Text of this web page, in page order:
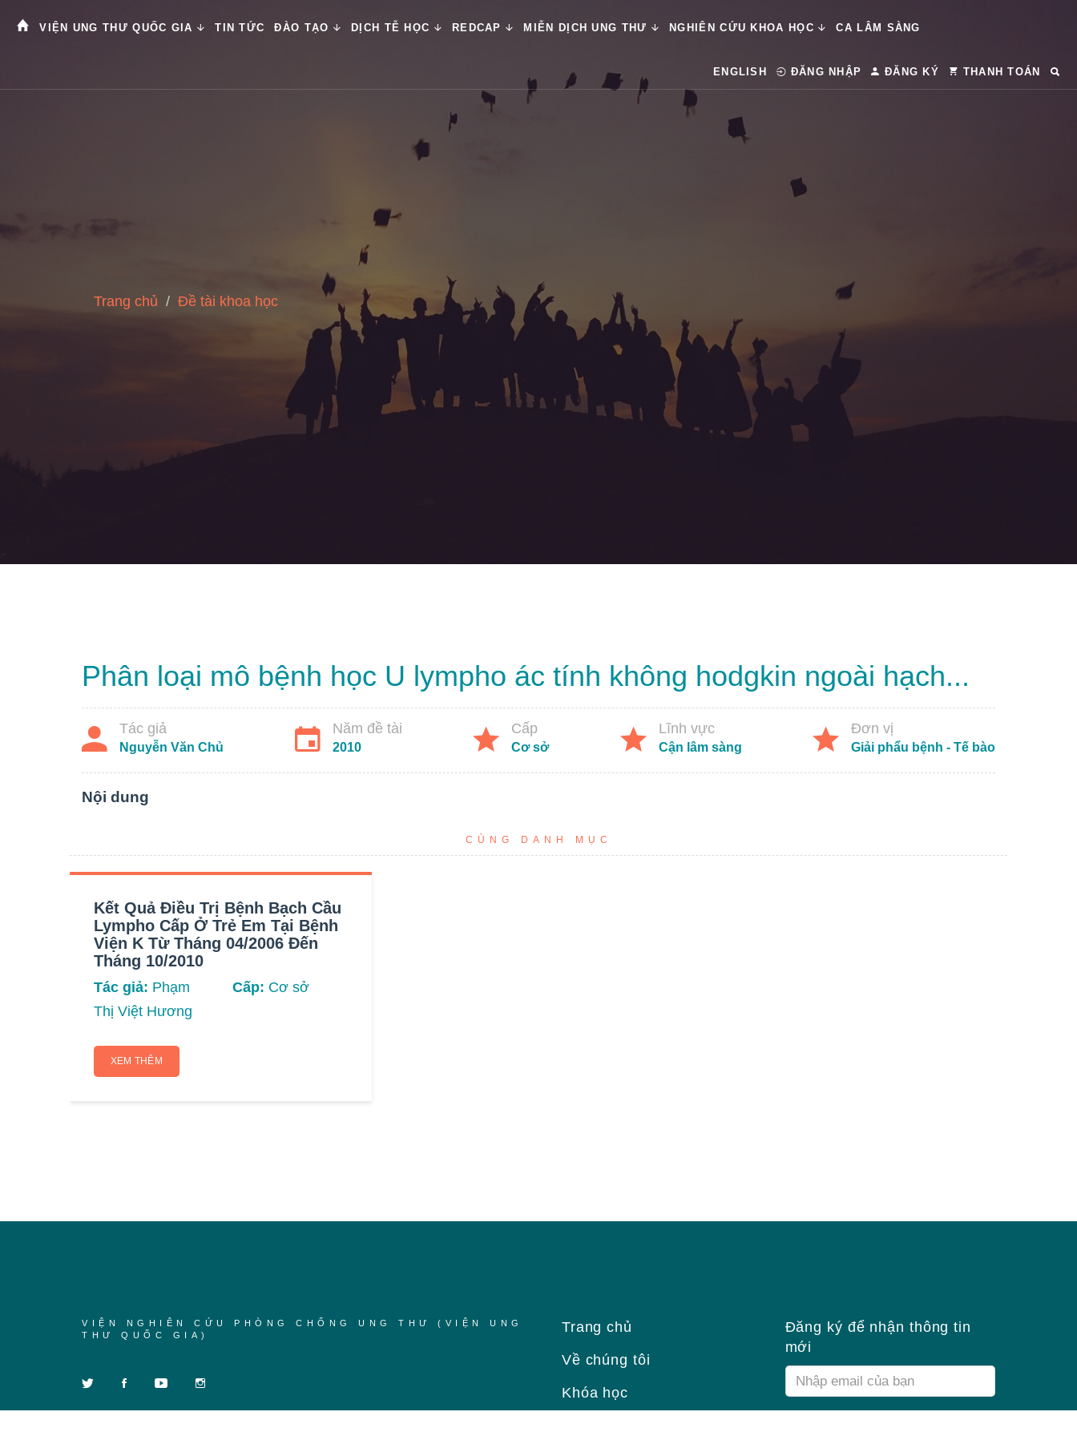
VIỆN UNG THƯ QUỐC GIA TIN TỨC ĐÀO TẠO DỊCH TỄ HỌC REDCAP MIỄN DỊCH UNG THƯ NGHIÊN CỨU KHOA HỌC CA LÂM SÀNG
ENGLISH ĐĂNG NHẬP ĐĂNG KÝ THANH TOÁN
Trang chủ Đề tài khoa học
Phân loại mô bệnh học U lympho ác tính không hodgkin ngoài hạch...
Tác giả
Nguyễn Văn Chủ
Năm đề tài
2010
Cấp
Cơ sở
Lĩnh vực
Cận lâm sàng
Đơn vị
Giải phẩu bệnh - Tế bào
Nội dung
CÙNG DANH MỤC
Kết Quả Điều Trị Bệnh Bạch Cầu
Lympho Cấp Ở Trẻ Em Tại Bệnh
Viện K Từ Tháng 04/2006 Đến
Tháng 10/2010
Tác giả: Phạm
Thị Việt Hương
Cấp: Cơ sở
XEM THÊM
VIỆN NGHIÊN CỨU PHÒNG CHỐNG UNG THƯ (VIỆN UNG
THƯ QUỐC GIA)
Trang chủ
Về chúng tôi
Khóa học
Đăng ký để nhận thông tin
mới
Email